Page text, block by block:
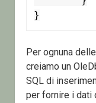
}
Per ognuna
creiamo un
SQL di
per fornire i dati